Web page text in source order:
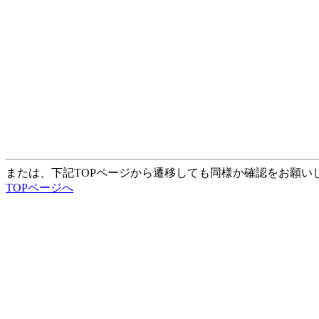
または、下記TOPページから遷移しても同様か確認をお願い
TOPページへ